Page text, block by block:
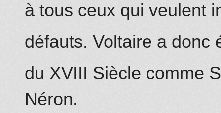
à tous ceux qui veulent
défauts. Voltaire a donc
du XVIII Siècle comme
Néron.